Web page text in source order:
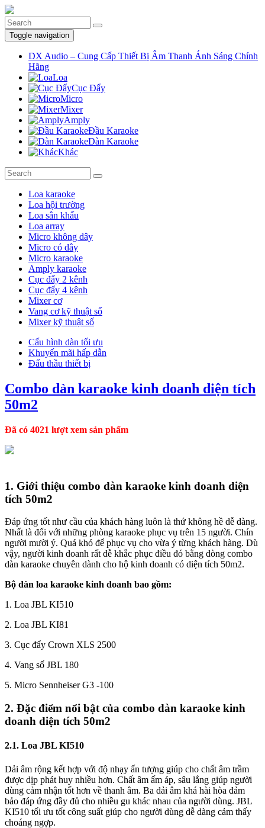
Toggle navigation
DX Audio – Cung Cấp Thiết Bị Âm Thanh Ánh Sáng Chính
Hãng
Loa
Cục Đẩy
Micro
Mixer
Amply
Đầu Karaoke
Dàn Karaoke
Khác
Loa karaoke
Loa hội trường
Loa sân khấu
Loa array
Micro không dây
Micro có dây
Micro karaoke
Amply karaoke
Cục đẩy 2 kênh
Cục đẩy 4 kênh
Mixer cơ
Vang cơ kỹ thuật số
Mixer kỹ thuật số
Cấu hình dàn tối ưu
Khuyến mãi hấp dẫn
Đấu thầu thiết bị
Combo dàn karaoke kinh doanh diện tích
50m2
Đã có 4021 lượt xem sản phẩm
1. Giới thiệu combo dàn karaoke kinh doanh diện
tích 50m2
Đáp ứng tốt như cầu của khách hàng luôn là thứ không hề dễ dàng.
Nhất là đối với những phòng karaoke phục vụ trên 15 người. Chín
người mười ý. Quá khó để phục vụ cho vừa ý từng khách hàng. Dù
vậy, người kinh doanh rất dễ khắc phục điều đó bằng dòng combo
dàn karaoke chuyên dành cho hộ kinh doanh có diện tích 50m2.
Bộ dàn loa karaoke kinh doanh bao gồm:
1. Loa JBL KI510
2. Loa JBL KI81
3. Cục đẩy Crown XLS 2500
4. Vang số JBL 180
5. Micro Sennheiser G3 -100
2. Đặc điểm nổi bật của combo dàn karaoke kinh
doanh diện tích 50m2
2.1. Loa JBL KI510
Dải âm rộng kết hợp với độ nhạy ấn tượng giúp cho chất âm trầm
được dịp phát huy nhiều hơn. Chất âm ấm áp, sâu lắng giúp người
dùng cảm nhận tốt hơn về thanh âm. Ba dải âm khá hài hòa đảm
bảo đáp ứng đầy đủ cho nhiều gu khác nhau của người dùng. JBL
KI510 tối ưu tốt công suất giúp cho người dùng dễ dàng cảm thấy
choáng ngợp.